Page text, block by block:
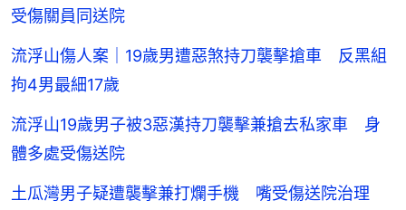
受傷關員同送院
流浮山傷人案｜19歲男遭惡煞持刀襲擊搶車 反黑組
拘4男最細17歲
流浮山19歲男子被3惡漢持刀襲擊兼搶去私家車 身
體多處受傷送院
土瓜灣男子疑遭襲擊兼打爛手機 嘴受傷送院治理